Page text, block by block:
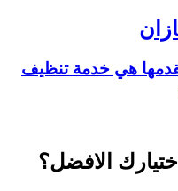
هي خدمة تنظيف
الافضل؟